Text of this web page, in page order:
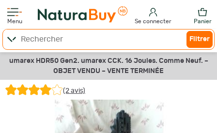
Menu Se connecter Panier
Filtrer
umarex HDR50 Gen2. umarex CCK. 16 Joules. Comme Neuf. –
OBJET VENDU – VENTE TERMINÉE
(2 avis)